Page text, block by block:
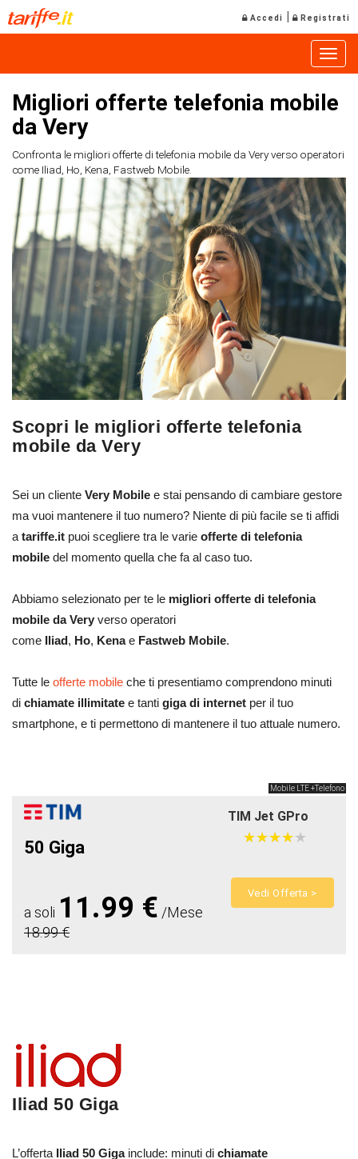
Accedi | Registrati
Migliori offerte telefonia mobile
da Very
Confronta le migliori offerte di telefonia mobile da Very verso operatori
come Iliad, Ho, Kena, Fastweb Mobile.
Scopri le migliori offerte telefonia
mobile da Very
Sei un cliente Very Mobile e stai pensando di cambiare gestore
ma vuoi mantenere il tuo numero? Niente di più facile se ti affidi
atariffe.it puoi scegliere tra le varie offerte di telefonia
mobile del momento quella che fa al caso tuo.
Abbiamo selezionato per te le migliori offerte di telefonia
mobile da Very verso operatori
come
Iliad, Ho, Kenae Fastweb Mobile.
Tutte le offerte mobile che ti presentiamo comprendono minuti
di chiamate illimitate e tanti giga di internet per il tuo
smartphone, e ti permettono di mantenere il tuo attuale numero.
Mobile LTE +Telefono
TIM Jet GPro
50 Giga
★★★★★
★★★★★
a soli 11.99 € /Mese
18.99 €
Vedi Offerta >
Iliad 50 Giga
L’offerta Iliad 50 Gigainclude: minuti di chiamate